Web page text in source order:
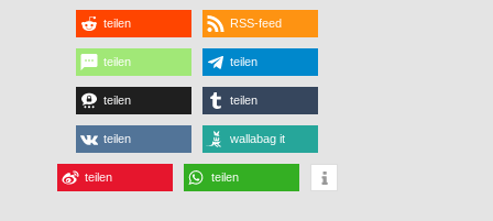
teilen RSS-feed
teilen teilen
teilen teilen
teilen wallabag it
teilen teilen